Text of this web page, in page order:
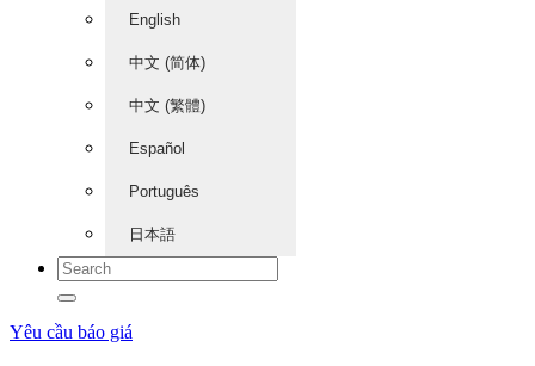
English
中文 (简体)
中文 (繁體)
Español
Português
日本語
Yêu cầu báo giá